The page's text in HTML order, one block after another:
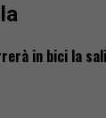
in bici la